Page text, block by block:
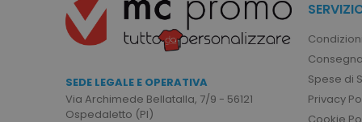
SEDE LEGALE E OPERATIVA
Via Archimede Bellatalla, 7/9 - 56121
Ospedaletto (PI)
Spese di
Privacy
Cookie
CookieScriptConsent